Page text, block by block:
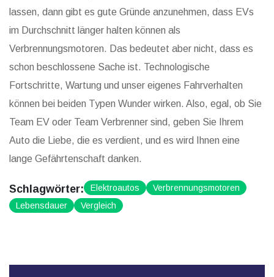
lassen, dann gibt es gute Gründe anzunehmen, dass EVs
im Durchschnitt länger halten können als
Verbrennungsmotoren. Das bedeutet aber nicht, dass es
schon beschlossene Sache ist. Technologische
Fortschritte, Wartung und unser eigenes Fahrverhalten
können bei beiden Typen Wunder wirken. Also, egal, ob Sie
Team EV oder Team Verbrenner sind, geben Sie Ihrem
Auto die Liebe, die es verdient, und es wird Ihnen eine
lange Gefährtenschaft danken.
Schlagwörter: Elektroautos
Verbrennungsmotoren
Lebensdauer
Vergleich